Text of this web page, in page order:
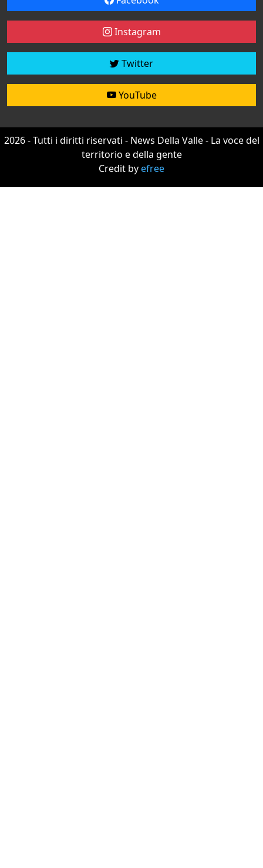
Instagram
Twitter
YouTube
2026 - Tutti i diritti riservati - News Della Valle - La voce del
territorio e della gente
Credit byefree